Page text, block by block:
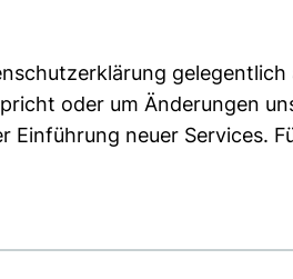
oder um Änderungen
Einführung neuer Services.